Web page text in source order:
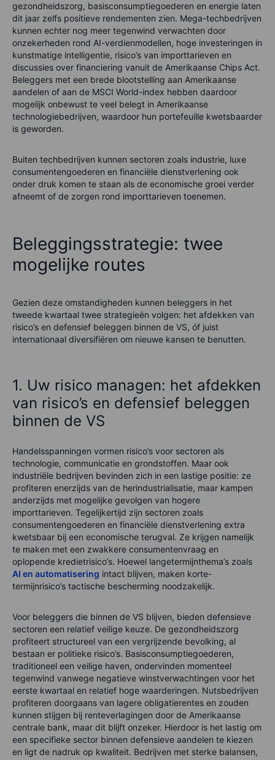
gezondheidszorg, basisconsumptiegoederen en energie laten
dit jaar zelfs positieve rendementen zien. Mega-techbedrijven
kunnen echter nog meer tegenwind verwachten door
onzekerheden rond AI-verdienmodellen, hoge investeringen in
kunstmatige intelligentie, risico’s van importtarieven en
discussies over financiering vanuit de Amerikaanse Chips Act.
Beleggers met een brede blootstelling aan Amerikaanse
aandelen of aan de MSCI World-index hebben daardoor
mogelijk onbewust te veel belegt in Amerikaanse
technologiebedrijven, waardoor hun portefeuille kwetsbaarder
is geworden.
Buiten techbedrijven kunnen sectoren zoals industrie, luxe
consumentengoederen en financiële dienstverlening ook
onder druk komen te staan als de economische groei verder
afneemt of de zorgen rond importtarieven toenemen.
Beleggingsstrategie: twee
mogelijke routes
Gezien deze omstandigheden kunnen beleggers in het
tweede kwartaal twee strategieën volgen: het afdekken van
risico’s en defensief beleggen binnen de VS, óf juist
internationaal diversifiëren om nieuwe kansen te benutten.
1. Uw risico managen: het afdekken
van risico’s en defensief beleggen
binnen de VS
Handelsspanningen vormen risico’s voor sectoren als
technologie, communicatie en grondstoffen. Maar ook
industriële bedrijven bevinden zich in een lastige positie: ze
profiteren enerzijds van de herindustrialisatie, maar kampen
anderzijds met mogelijke gevolgen van hogere
importtarieven. Tegelijkertijd zijn sectoren zoals
consumentengoederen en financiële dienstverlening extra
kwetsbaar bij een economische terugval. Ze krijgen namelijk
te maken met een zwakkere consumentenvraag en
oplopende kredietrisico’s. Hoewel langetermijnthema’s zoals
AI en automatisering intact blijven, maken korte-
termijnrisico’s tactische bescherming noodzakelijk.
Voor beleggers die binnen de VS blijven, bieden defensieve
sectoren een relatief veilige keuze. De gezondheidszorg
profiteert structureel van een vergrijzende bevolking, al
bestaan er politieke risico’s. Basisconsumptiegoederen,
traditioneel een veilige haven, ondervinden momenteel
tegenwind vanwege negatieve winstverwachtingen voor het
eerste kwartaal en relatief hoge waarderingen. Nutsbedrijven
profiteren doorgaans van lagere obligatierentes en zouden
kunnen stijgen bij renteverlagingen door de Amerikaanse
centrale bank, maar dit blijft onzeker. Hierdoor is het lastig om
een specifieke sector binnen defensieve aandelen te kiezen
en ligt de nadruk op kwaliteit. Bedrijven met sterke balansen,